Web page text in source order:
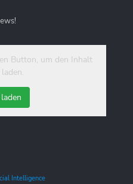
Button, um den Inhalt
Intelligence